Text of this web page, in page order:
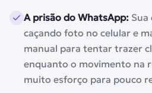
A prisão do WhatsApp: Sua
caçando foto no celular e
manual para tentar trazer
enquanto o movimento na
muito esforço para pouco